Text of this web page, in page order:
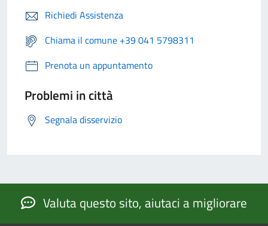
Richiedi Assistenza
Chiama il comune +39 041 5798311
Prenota un appuntamento
Problemi in città
Segnala disservizio
Valuta questo sito, aiutaci a migliorare